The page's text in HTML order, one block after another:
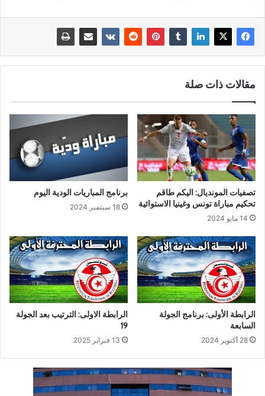
مقالات ذات صلة
تصفيات المونديال: اليكم طاقم
تحكيم مباراة تونس وغينيا الاستوائية
14 مايو 2024
برنامج المباريات الودية اليوم
18 سبتمبر 2024
الرابطة الأولى: برنامج الجولة
السابعة
28 أكتوبر 2024
الرابطة الاولى: الترتيب بعد الجولة
19
13 فبراير 2025